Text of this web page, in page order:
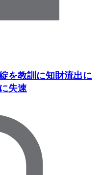
を教訓に知財流出に
失速